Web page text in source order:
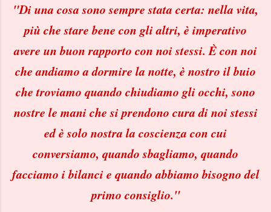
"Di una cosa sono sempre stata certa: nella vita,
più che stare bene con gli altri, è imperativo
avere un buon rapporto con noi stessi. È con noi
che andiamo a dormire la notte, è nostro il buio
che troviamo quando chiudiamo gli occhi, sono
nostre le mani che si prendono cura di noi stessi
ed è solo nostra la coscienza con cui
conversiamo, quando sbagliamo, quando
facciamo i bilanci e quando abbiamo bisogno del
primo consiglio."